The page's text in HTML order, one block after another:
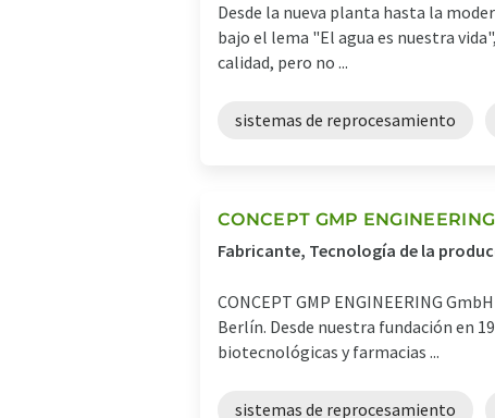
Desde la nueva planta hasta la
bajo el lema "El agua es nuestra
calidad, pero no ...
sistemas de reprocesamiento
CONCEPT GMP
Fabricante, Tecnología de la
CONCEPT GMP ENGINEERING
Berlín. Desde nuestra fundación en
biotecnológicas y farmacias ...
sistemas de reprocesamiento